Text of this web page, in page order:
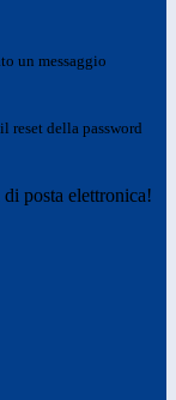
un messaggio
reset della password
posta elettronica!